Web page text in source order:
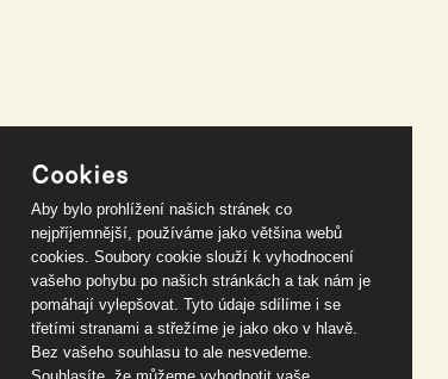
Cookies
Aby bylo prohlížení našich stránek co
nejpříjemnější, používáme jako většina webů
cookies. Soubory cookie slouží k vyhodnocení
vašeho pohybu po našich stránkách a tak nám je
pomáhají vylepšovat. Tyto údaje sdílíme i se
třetími stranami a střežíme je jako oko v hlavě.
Bez vašeho souhlasu to ale nesvedeme.